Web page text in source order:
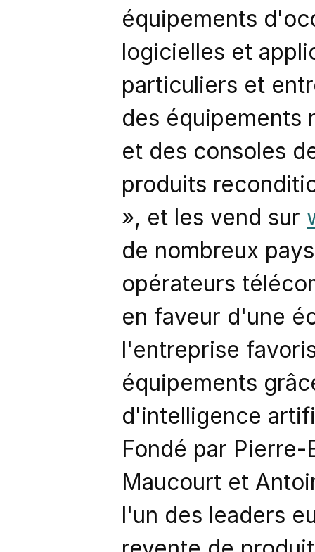
équipements
logicielles et
particuliers et
des équipements
et des consoles
produits
», et les vend sur
de nombreux
opérateurs
en faveur d'une
l'entreprise
équipements
d'intelligence
Fondé par
Maucourt et
l'un des leaders